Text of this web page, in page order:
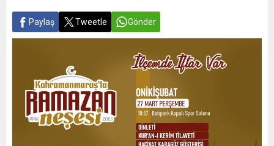
Paylaş Tweetle Gönder